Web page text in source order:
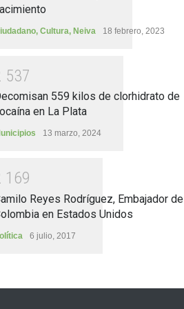
, Cultura, Neiva 18 febrero, 2023
537
559 kilos de clorhidrato de
en La Plata
13 marzo, 2024
1 69
Reyes Rodríguez, Embajador de
en Estados Unidos
6 julio, 2017